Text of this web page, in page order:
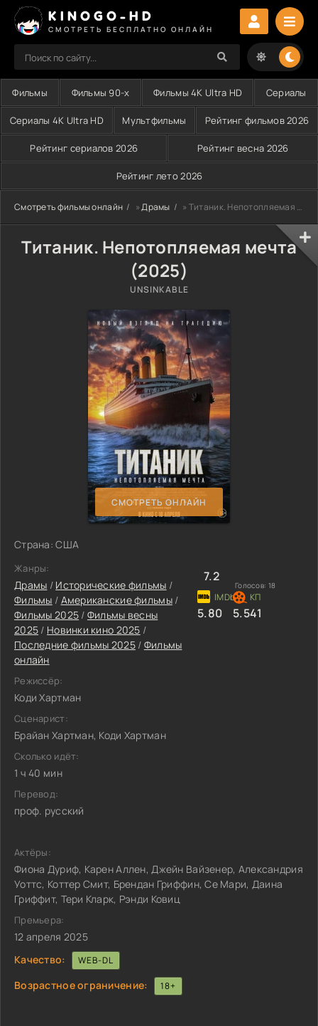
KINOGO-HD
СМОТРЕТЬ БЕСПЛАТНО ОНЛАЙН
Фильмы Фильмы 90-х Фильмы 4K Ultra HD Сериалы
Сериалы 4K Ultra HD Мультфильмы Рейтинг фильмов 2026
Рейтинг сериалов 2026 Рейтинг весна 2026
Рейтинг лето 2026
Смотреть фильмы онлайн »Драмы » Титаник. Непотопляемая мечта (2025)
Титаник. Непотопляемая мечта
(2025)
UNSINKABLE
СМОТРЕТЬ ОНЛАЙН
Страна: США
Жанры:
Драмы / Исторические фильмы /
Фильмы / Американские фильмы/
Фильмы 2025 / Фильмы весны
2025 / Новинки кино 2025 /
Последние фильмы 2025/ Фильмы
онлайн
Режиссёр:
Коди Хартман
Сценарист:
Брайан Хартман, Коди Хартман
Сколько идёт:
1 ч 40 мин
Перевод:
проф. русский
7.2
Голосов: 18
5.80 5.541
Актёры:
Фиона Дуриф, Карен Аллен, Джейн Вайзенер, Александрия
Уоттс, Коттер Смит, Брендан Гриффин, Се Мари, Даина
Гриффит, Тери Кларк, Рэнди Ковиц
Премьера:
12 апреля 2025
Качество:
WEB-DL
Возрастное ограничение: 18+